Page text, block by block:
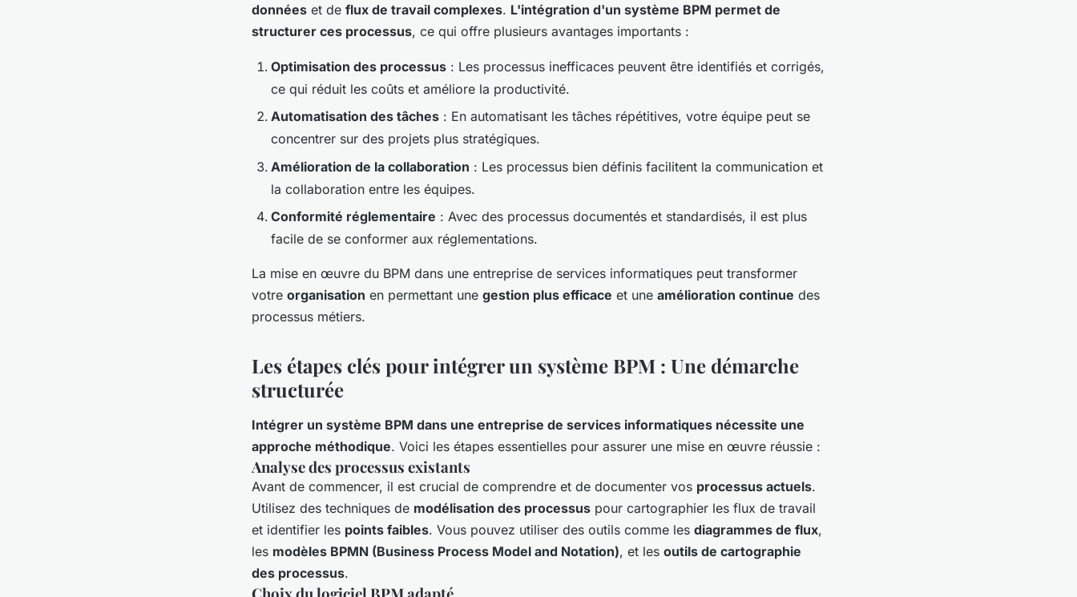
données et de flux de travail complexes. L'intégration d'un système BPM permet de
structurer ces processus, ce qui offre plusieurs avantages importants :
Optimisation des processus : Les processus inefficaces peuvent être identifiés et corrigés,
ce qui réduit les coûts et améliore la productivité.
Automatisation des tâches : En automatisant les tâches répétitives, votre équipe peut se
concentrer sur des projets plus stratégiques.
Amélioration de la collaboration : Les processus bien définis facilitent la communication et
la collaboration entre les équipes.
Conformité réglementaire : Avec des processus documentés et standardisés, il est plus
facile de se conformer aux réglementations.
La mise en œuvre du BPM dans une entreprise de services informatiques peut transformer
votre organisation en permettant une gestion plus efficace et une amélioration continue des
processus métiers.
Les étapes clés pour intégrer un système BPM : Une démarche
structurée
Intégrer un système BPM dans une entreprise de services informatiques nécessite une
approche méthodique. Voici les étapes essentielles pour assurer une mise en œuvre réussie :
Analyse des processus existants
Avant de commencer, il est crucial de comprendre et de documenter vos processus actuels.
Utilisez des techniques de modélisation des processus pour cartographier les flux de travail
et identifier les points faibles. Vous pouvez utiliser des outils comme les diagrammes de flux,
les modèles BPMN (Business Process Model and Notation), et les outils de cartographie
des processus.